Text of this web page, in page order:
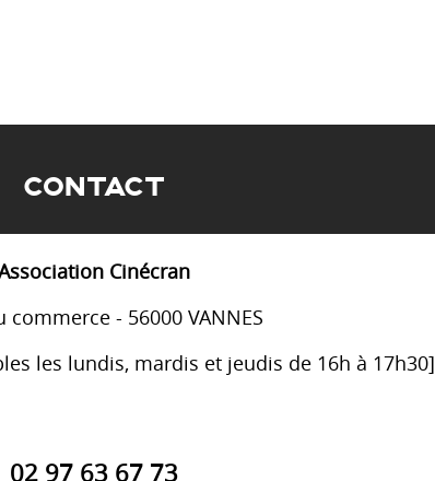
CONTACT
Cinécran
commerce - 56000 VANNES
les lundis, mardis et jeudis de 16h à 17h30]
02 97 63 67 73